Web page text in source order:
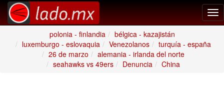
polonia - finlandia
bélgica - kazajistán
luxemburgo - eslovaquia
Venezolanos
turquía - españa
26 de marzo
alemania - irlanda del norte
seahawks vs 49ers
Denuncia China